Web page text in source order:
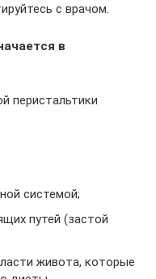
с врачом.
в
перистальтики
системой;
путей (застой
живота, которые